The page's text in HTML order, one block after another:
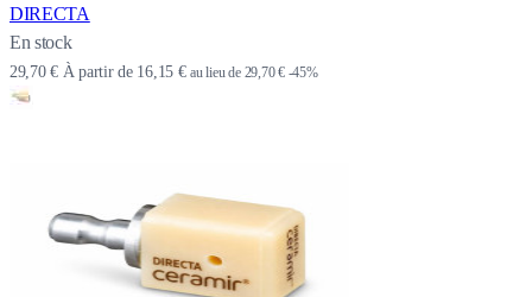
DIRECTA
En stock
29,70 € À partir de 16,15 € au lieu de 29,70 € -45%